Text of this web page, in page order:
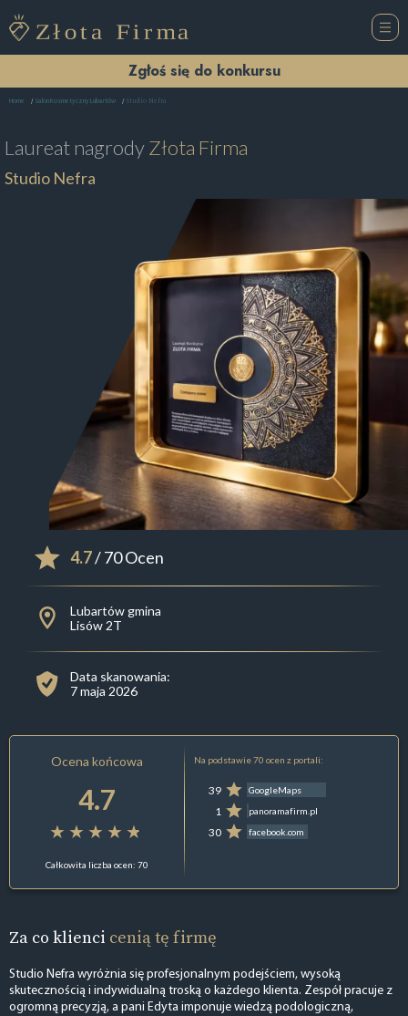
Zgłoś się do konkursu
Home Salon Kosmetyczny Lubartów Studio Nefra
Laureat nagrodyZłota Firma
Studio Nefra
4.7/ 70 Ocen
Lubartów gmina
Lisów 2T
Data skanowania:
7 maja 2026
Ocena końcowa
4.7
Całkowita liczba ocen: 70
Na podstawie 70 ocen z portali:
39 GoogleMaps
1 panoramafirm.pl
30 facebook.com
Za co klienci cenią tę firmę
Studio Nefra wyróżnia się profesjonalnym podejściem, wysoką
skutecznością i indywidualną troską o każdego klienta. Zespół pracuje z
ogromną precyzją, a pani Edyta imponuje wiedzą podologiczną,